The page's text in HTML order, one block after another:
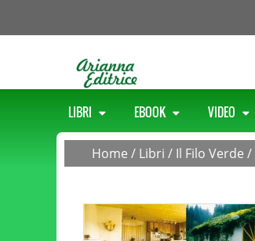
LIBRI EBOOK VIDEO
Home / Libri / Il Filo Verde /